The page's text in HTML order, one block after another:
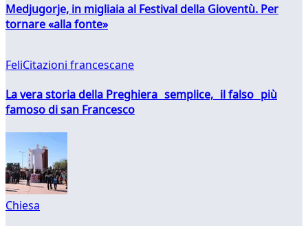
Medjugorje, in migliaia al Festival della Gioventù. Per
tornare «alla fonte»
FeliCitazioni francescane
La vera storia della Preghiera semplice, il falso più
famoso di san Francesco
Chiesa